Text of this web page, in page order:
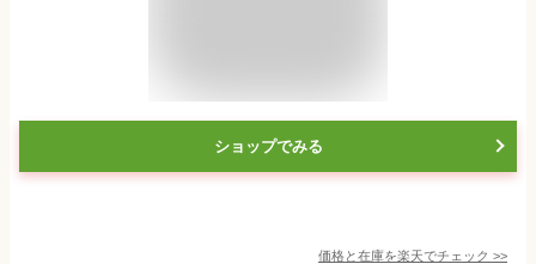
ショップでみる
価格と在庫を楽天でチェック >>